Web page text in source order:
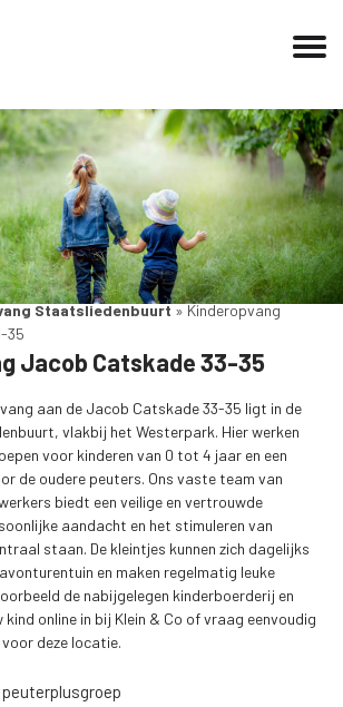
Staatsliedenbuurt»Kinderopvang
35
Jacob Catskade 33-35
aan de Jacob Catskade 33-35 ligt in de
vlakbij het Westerpark. Hier werken
voor kinderen van 0 tot 4 jaar en een
de oudere peuters. Ons vaste team van
biedt een veilige en vertrouwde
aandacht en het stimuleren van
staan. De kleintjes kunnen zich dagelijks
en maken regelmatig leuke
de nabijgelegen kinderboerderij en
online in bij Klein & Co of vraag eenvoudig
deze locatie.